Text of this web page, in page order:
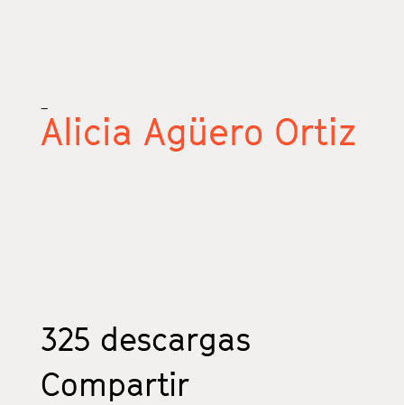
_
Alicia Agüero Ortiz
325 descargas
Compartir